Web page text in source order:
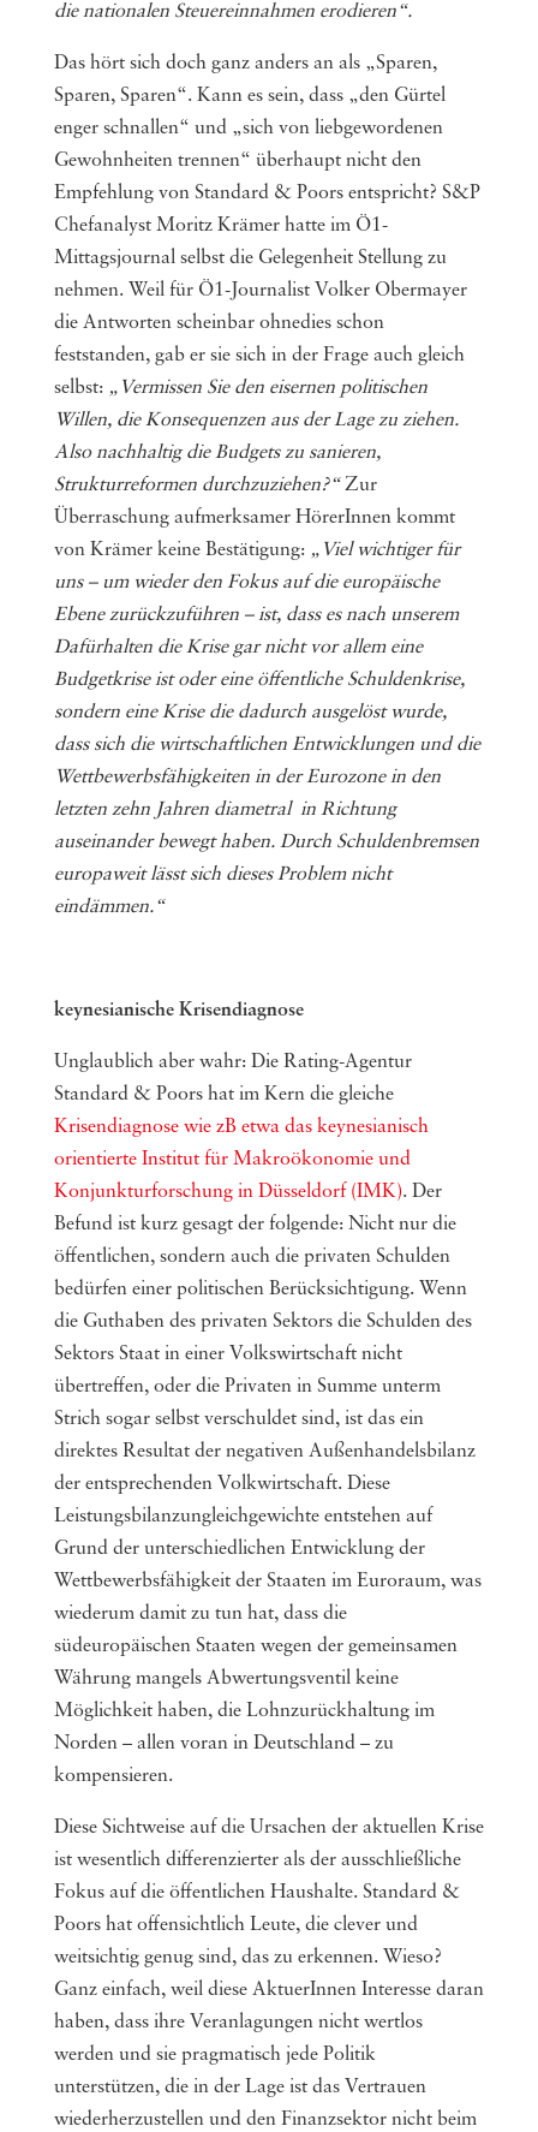
die nationalen Steuereinnahmen erodieren“.
Das hört sich doch ganz anders an als „Sparen,
Sparen, Sparen“. Kann es sein, dass „den Gürtel
enger schnallen“ und „sich von liebgewordenen
Gewohnheiten trennen“ überhaupt nicht den
Empfehlung von Standard & Poors entspricht? S&P
Chefanalyst Moritz Krämer hatte im Ö1-
Mittagsjournal selbst die Gelegenheit Stellung zu
nehmen. Weil für Ö1-Journalist Volker Obermayer
die Antworten scheinbar ohnedies schon
feststanden, gab er sie sich in der Frage auch gleich
selbst: „Vermissen Sie den eisernen politischen
Willen, die Konsequenzen aus der Lage zu ziehen.
Also nachhaltig die Budgets zu sanieren,
Strukturreformen durchzuziehen?“Zur
Überraschung aufmerksamer HörerInnen kommt
von Krämer keine Bestätigung: „Viel wichtiger für
uns – um wieder den Fokus auf die europäische
Ebene zurückzuführen – ist, dass es nach unserem
Dafürhalten die Krise gar nicht vor allem eine
Budgetkrise ist oder eine öffentliche Schuldenkrise,
sondern eine Krise die dadurch ausgelöst wurde,
dass sich die wirtschaftlichen Entwicklungen und die
Wettbewerbsfähigkeiten in der Eurozone in den
letzten zehn Jahren diametral in Richtung
auseinander bewegt haben. Durch Schuldenbremsen
europaweit lässt sich dieses Problem nicht
eindämmen.“
keynesianische Krisendiagnose
Unglaublich aber wahr: Die Rating-Agentur
Standard & Poors hat im Kern die gleiche
Krisendiagnose wie zB etwa das keynesianisch
orientierte Institut für Makroökonomie und
Konjunkturforschung in Düsseldorf (IMK). Der
Befund ist kurz gesagt der folgende: Nicht nur die
öffentlichen, sondern auch die privaten Schulden
bedürfen einer politischen Berücksichtigung. Wenn
die Guthaben des privaten Sektors die Schulden des
Sektors Staat in einer Volkswirtschaft nicht
übertreffen, oder die Privaten in Summe unterm
Strich sogar selbst verschuldet sind, ist das ein
direktes Resultat der negativen Außenhandelsbilanz
der entsprechenden Volkwirtschaft. Diese
Leistungsbilanzungleichgewichte entstehen auf
Grund der unterschiedlichen Entwicklung der
Wettbewerbsfähigkeit der Staaten im Euroraum, was
wiederum damit zu tun hat, dass die
südeuropäischen Staaten wegen der gemeinsamen
Währung mangels Abwertungsventil keine
Möglichkeit haben, die Lohnzurückhaltung im
Norden – allen voran in Deutschland – zu
kompensieren.
Diese Sichtweise auf die Ursachen der aktuellen Krise
ist wesentlich differenzierter als der ausschließliche
Fokus auf die öffentlichen Haushalte. Standard &
Poors hat offensichtlich Leute, die clever und
weitsichtig genug sind, das zu erkennen. Wieso?
Ganz einfach, weil diese AktuerInnen Interesse daran
haben, dass ihre Veranlagungen nicht wertlos
werden und sie pragmatisch jede Politik
unterstützen, die in der Lage ist das Vertrauen
wiederherzustellen und den Finanzsektor nicht beim